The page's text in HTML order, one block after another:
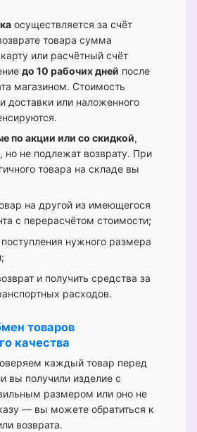
осуществляется за счёт
товара сумма
или расчётный счёт
до 10 рабочих дней после
магазином. Стоимость
доставки или наложенного
по акции или со скидкой,
но не подлежат возврату. При
товара на складе вы
на другой из имеющегося
с перерасчётом стоимости;
нужного размера
и получить средства за
расходов.
товаров
качества
каждый товар перед
вы получили изделие с
размером или оно не
— вы можете обратиться к
возврата.